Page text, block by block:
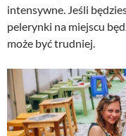
intensywne. Jeśli
pelerynki na miejscu
może być trudniej.